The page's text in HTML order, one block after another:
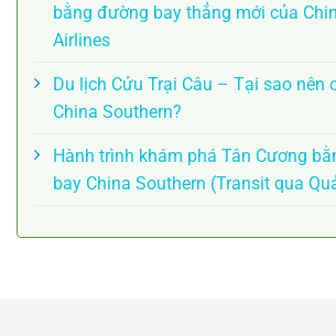
bằng đường bay thẳng mới của
Airlines
Du lịch Cửu Trại Câu – Tại sao nên
China Southern?
Hành trình khám phá Tân Cương
bay China Southern (Transit qua